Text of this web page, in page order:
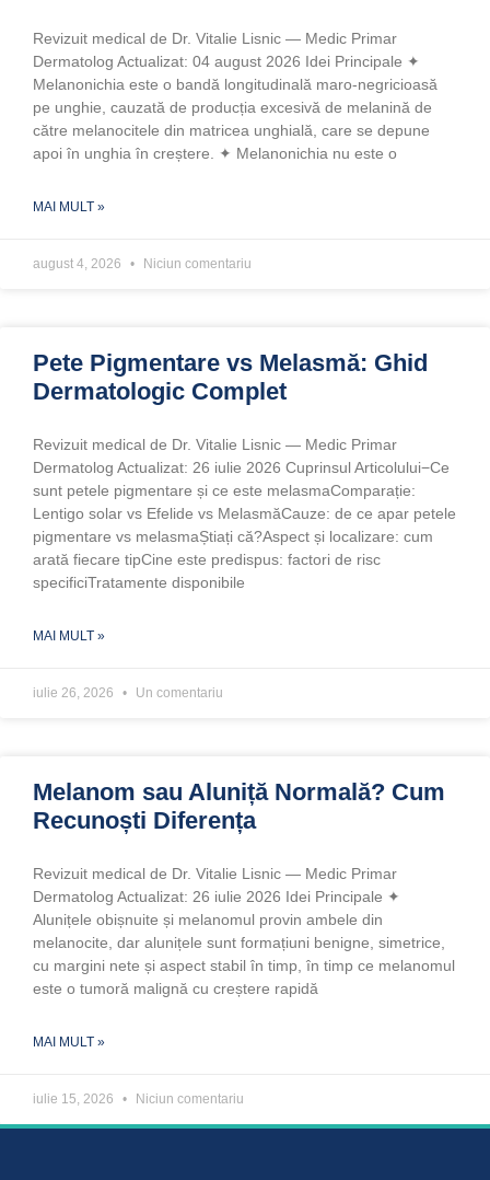
Revizuit medical de Dr. Vitalie Lisnic — Medic Primar
Dermatolog Actualizat: 04 august 2026 Idei Principale ✦
Melanonichia este o bandă longitudinală maro-negricioasă
pe unghie, cauzată de producția excesivă de melanină de
către melanocitele din matricea unghială, care se depune
apoi în unghia în creștere. ✦ Melanonichia nu este o
MAI MULT »
august 4, 2026 Niciun comentariu
Pete Pigmentare vs Melasmă: Ghid
Dermatologic Complet
Revizuit medical de Dr. Vitalie Lisnic — Medic Primar
Dermatolog Actualizat: 26 iulie 2026 Cuprinsul Articolului−Ce
sunt petele pigmentare și ce este melasmaComparație:
Lentigo solar vs Efelide vs MelasmăCauze: de ce apar petele
pigmentare vs melasmaȘtiați că?Aspect și localizare: cum
arată fiecare tipCine este predispus: factori de risc
specificiTratamente disponibile
MAI MULT »
iulie 26, 2026 Un comentariu
Melanom sau Aluniță Normală? Cum
Recunoști Diferența
Revizuit medical de Dr. Vitalie Lisnic — Medic Primar
Dermatolog Actualizat: 26 iulie 2026 Idei Principale ✦
Alunițele obișnuite și melanomul provin ambele din
melanocite, dar alunițele sunt formațiuni benigne, simetrice,
cu margini nete și aspect stabil în timp, în timp ce melanomul
este o tumoră malignă cu creștere rapidă
MAI MULT »
iulie 15, 2026 Niciun comentariu